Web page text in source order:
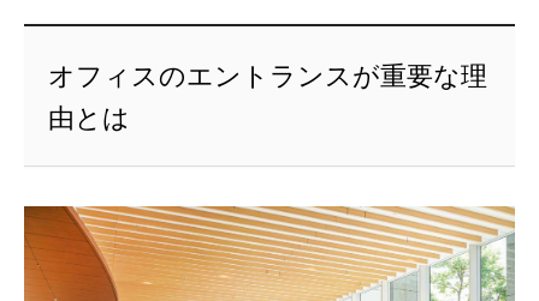
オフィスのエントランスが重要な理
由とは